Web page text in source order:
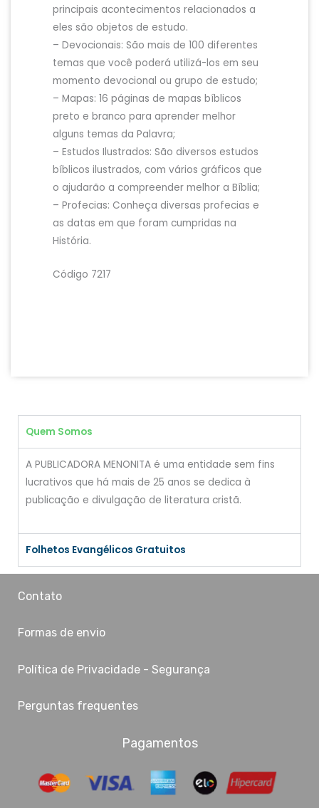
principais acontecimentos relacionados a
eles são objetos de estudo.
– Devocionais: São mais de 100 diferentes
temas que você poderá utilizá-los em seu
momento devocional ou grupo de estudo;
– Mapas: 16 páginas de mapas bíblicos
preto e branco para aprender melhor
alguns temas da Palavra;
– Estudos Ilustrados: São diversos estudos
bíblicos ilustrados, com vários gráficos que
o ajudarão a compreender melhor a Bíblia;
– Profecias: Conheça diversas profecias e
as datas em que foram cumpridas na
História.
Código 7217
Quem Somos
A PUBLICADORA MENONITA é uma entidade sem fins
lucrativos que há mais de 25 anos se dedica à
publicação e divulgação de literatura cristã.
Folhetos Evangélicos Gratuitos
Contato
Formas de envio
Política de Privacidade - Segurança
Perguntas frequentes
Pagamentos